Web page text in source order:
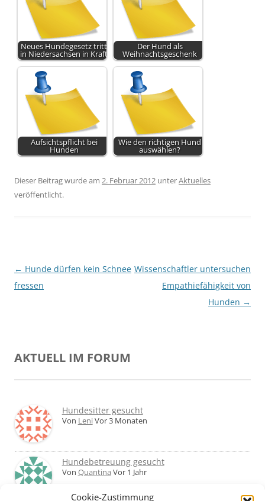
Cookie-Zustimmung
Neues Hundegesetz tritt
in Niedersachsen in Kraft
Der Hund als
Weihnachtsgeschenk
Aufsichtspflicht bei
Hunden
Wie den richtigen Hund
auswählen?
Dieser Beitrag wurde am 2. Februar 2012 unterAktuelles
veröffentlicht.
Beitragsnavigation
← Hunde dürfen kein Schnee
fressen
Wissenschaftler untersuchen
Empathiefähigkeit von
Hunden →
AKTUELL IM FORUM
Hundesitter gesucht
Von LeniVor 3 Monaten
Hundebetreuung gesucht
Von Quantina Vor 1 Jahr